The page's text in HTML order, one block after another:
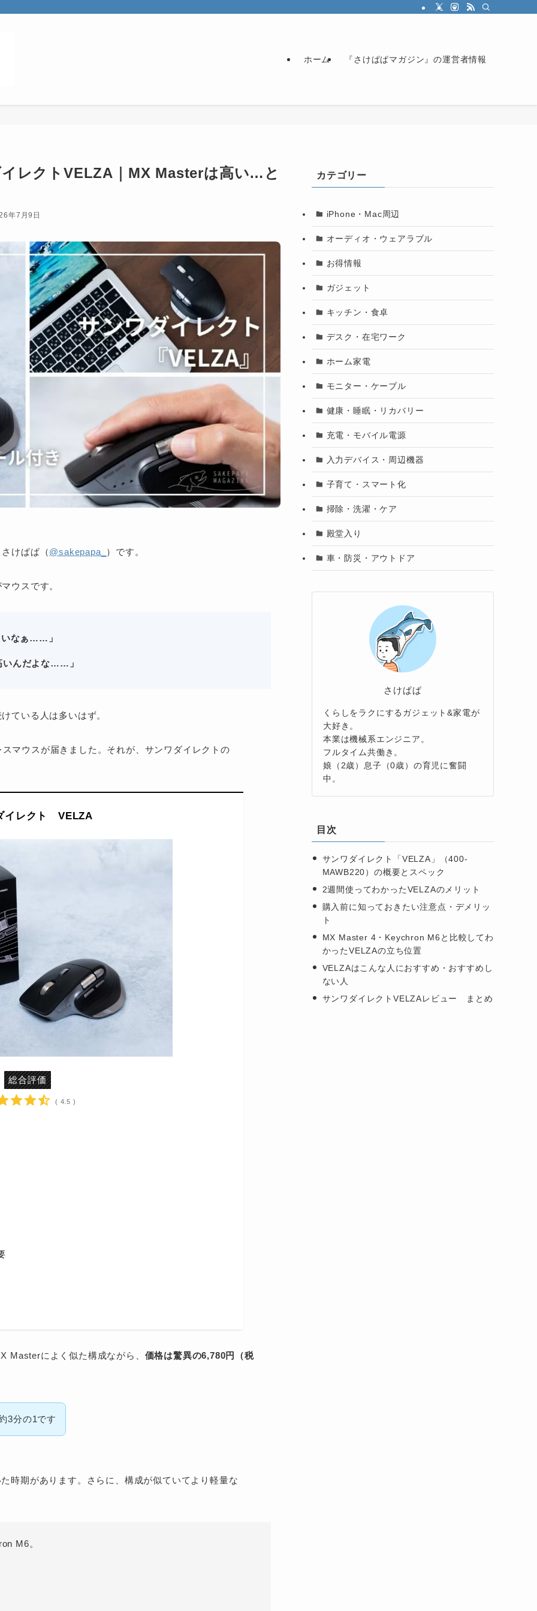
ホーム 『さけぱぱマガジン』の運営者情報
レクトVELZA｜MX Masterは高い…と
年7月9日
けぱぱ（@sakepapa_ ）です。
ウスです。
いなぁ……」
いんだよな…… 」
ている人は多いはず。
マウスが届きました。それが、サンワダイレクトの
イレクト VELZA
総合評価
( 4.5 )
Masterによく似た構成ながら、 価格は驚異の6,780円（税
3分の1です
時期があります。さらに、構成が似ていてより軽量な
M6。
カテゴリー
iPhone・Mac周辺
オーディオ・ウェアラブル
お得情報
ガジェット
キッチン・食卓
デスク・在宅ワーク
ホーム家電
モニター・ケーブル
健康・睡眠・リカバリー
充電・モバイル電源
入力デバイス・周辺機器
子育て・スマート化
掃除・洗濯・ケア
殿堂入り
車・防災・アウトドア
さけぱぱ
くらしをラクにするガジェット&家電が
大好き。
本業は機械系エンジニア。
フルタイム共働き。
娘（2歳）息子（0歳）の育児に奮闘
中。
目次
サンワダイレクト「VELZA」（400-
MAWB220）の概要とスペック
2週間使ってわかったVELZAのメリット
購入前に知っておきたい注意点・デメリッ
ト
MX Master 4・Keychron M6と比較してわ
かったVELZAの立ち位置
VELZAはこんな人におすすめ・おすすめし
ない人
サンワダイレクトVELZAレビュー まとめ